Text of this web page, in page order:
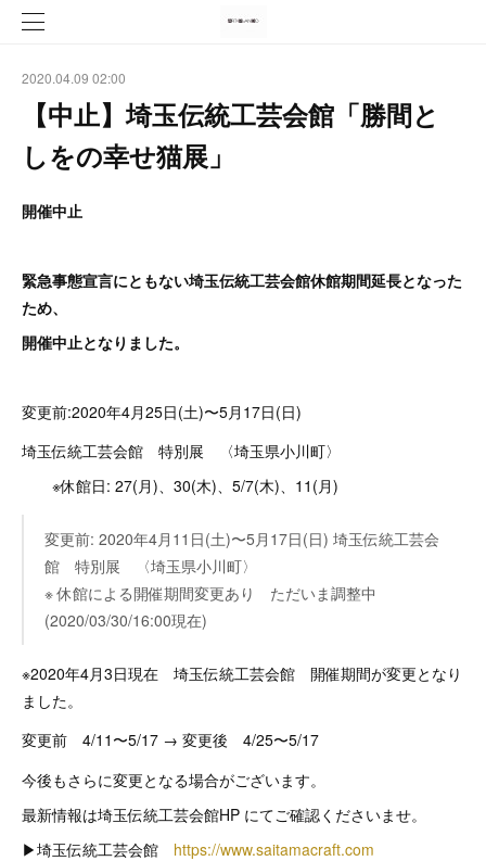
2020.04.09 02:00
【中止】埼玉伝統工芸会館「勝間と
しをの幸せ猫展」
開催中止
緊急事態宣言にともない埼玉伝統工芸会館休館期間延長となった
ため、
開催中止となりました。
変更前:2020年4月25日(土)〜5月17日(日)
埼玉伝統工芸会館 特別展 〈埼玉県小川町〉
※休館日: 27(月)、30(木)、5/7(木)、11(月)
変更前: 2020年4月11日(土)〜5月17日(日) 埼玉伝統工芸会
館 特別展 〈埼玉県小川町〉
※ 休館による開催期間変更あり ただいま調整中
(2020/03/30/16:00現在)
※2020年4月3日現在 埼玉伝統工芸会館 開催期間が変更となり
ました。
変更前 4/11〜5/17 → 変更後 4/25〜5/17
今後もさらに変更となる場合がございます。
最新情報は埼玉伝統工芸会館HP にてご確認くださいませ。
▶︎埼玉伝統工芸会館 https://www.saitamacraft.com